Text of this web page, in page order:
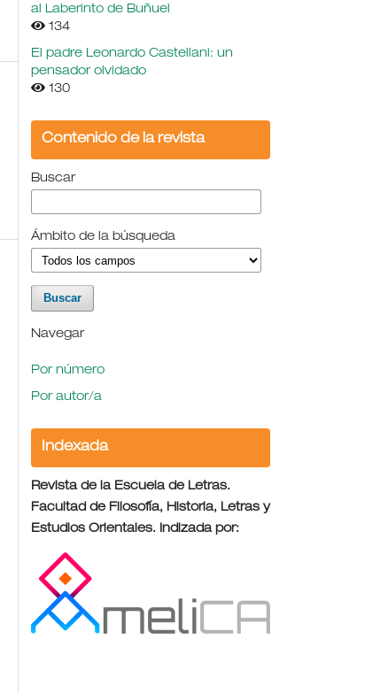
al Laberinto de Buñuel
134
El padre Leonardo Castellani: un
pensador olvidado
130
Contenido de la revista
Buscar
Ámbito de la búsqueda
Navegar
Por número
Por autor/a
Indexada
Revista de la Escuela de Letras.
Facultad de Filosofía, Historia, Letras y
Estudios Orientales. Indizada por: